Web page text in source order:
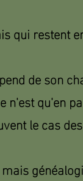
qui restent
de son
n'est qu'en
le cas